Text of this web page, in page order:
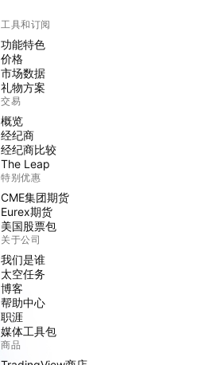
工具和订阅
功能特色
价格
市场数据
礼物方案
交易
概览
经纪商
经纪商比较
The Leap
特别优惠
CME集团期货
Eurex期货
美国股票包
关于公司
我们是谁
太空任务
博客
帮助中心
职涯
媒体工具包
商品